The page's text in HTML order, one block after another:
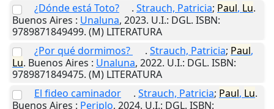
¿Dónde está Toto?
. Strauch, Patricia; Paul, Lu.
Buenos Aires : Unaluna, 2023. U.I.: DGL. ISBN:
9789871849499. (M) LITERATURA
¿Por qué dormimos?
. Strauch, Patricia; Paul,
Lu. Buenos Aires : Unaluna, 2022. U.I.: DGL. ISBN:
9789871849475. (M) LITERATURA
El fideo caminador
. Strauch, Patricia; Paul, Lu.
Buenos Aires : Periplo, 2024. U.I.: DGL. ISBN: